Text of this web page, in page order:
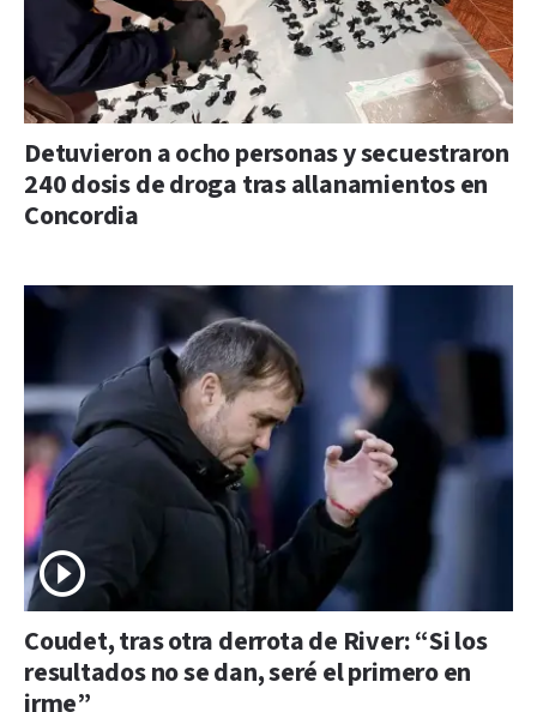
Detuvieron a ocho personas y secuestraron
240 dosis de droga tras allanamientos en
Concordia
Coudet, tras otra derrota de River: “Si los
resultados no se dan, seré el primero en
irme”